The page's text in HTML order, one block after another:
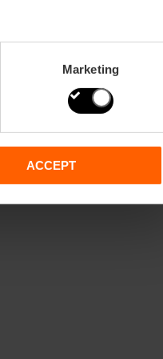
Marketing
ACCEPT